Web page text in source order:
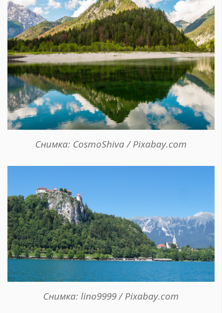
Снимка: CosmoShiva / Pixabay.com
Снимка: lino9999 / Pixabay.com